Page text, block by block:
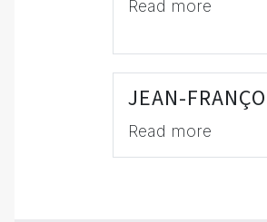
Read more
JEAN-
Read more